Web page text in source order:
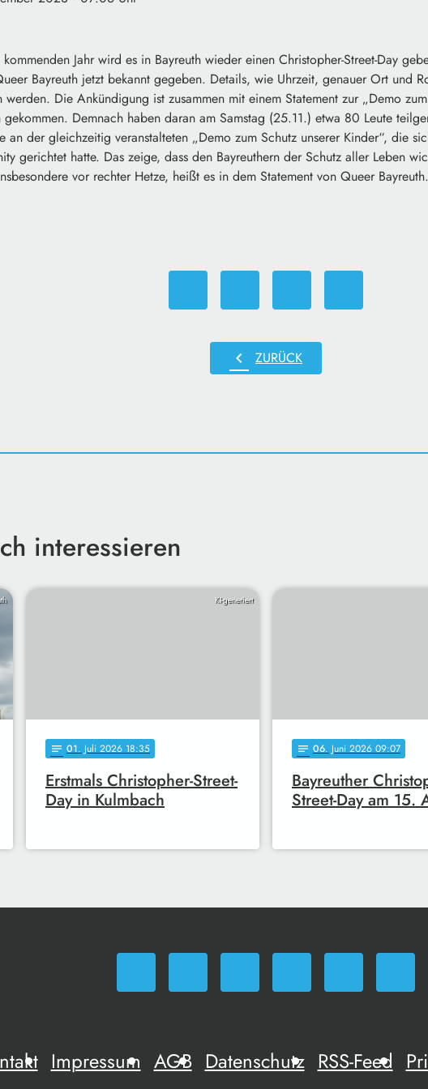
Jahr wird es in Bayreuth wieder einen Christopher-Street-Day
Bayreuth jetzt bekannt gegeben. Details, wie Uhrzeit, genauer Ort und
werden. Die Ankündigung ist zusammen mit einem Statement zur „Demo
gekommen. Demnach haben daran am Samstag (25.11.) etwa 80 Leute
an der gleichzeitig veranstalteten „Demo zum Schutz unserer Kinder“, die
gerichtet hatte. Das zeige, dass den Bayreuthern der Schutz aller Leben
vor rechter Hetze, heißt es in dem Statement von Queer Bayreuth.
chevron_left ZURÜCK
interessieren
KI-generiert
notes 01. Juli 2026 18:35
Erstmals Christopher-Street-
Day in Kulmbach
notes 06. Juni 2026 09:07
Bayreuther
Street-Day am 15.
Impressum AGB Datenschutz RSS-Feed